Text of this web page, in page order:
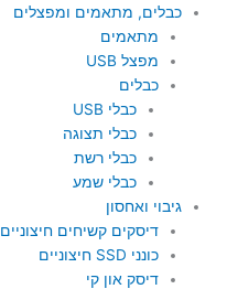
כבלים, מתאמים ומפצלים
מתאמים
מפצל USB
כבלים
כבלי USB
כבלי תצוגה
כבלי רשת
כבלי שמע
גיבוי ואחסון
דיסקים קשיחים חיצוניים
כונני SSD חיצוניים
דיסק און קי